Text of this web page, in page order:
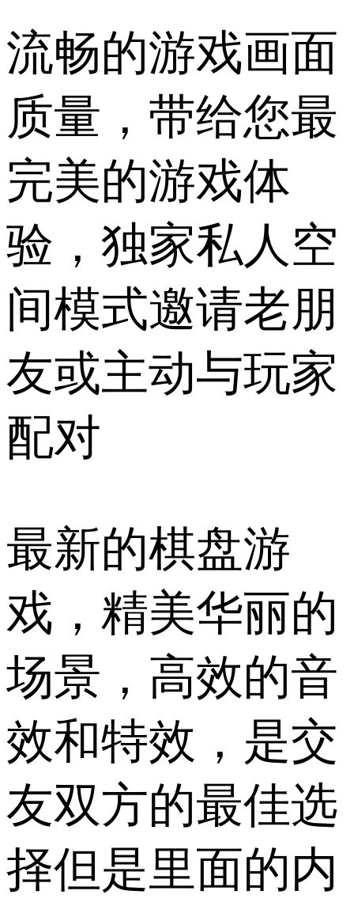
流畅的游戏画面
质量，带给您最
完美的游戏体
验，独家私人空
间模式邀请老朋
友或主动与玩家
配对
最新的棋盘游
戏，精美华丽的
场景，高效的音
效和特效，是交
友双方的最佳选
择但是里面的内